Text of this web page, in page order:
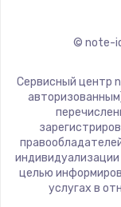
© note-
Сервисный центр
целью
услугах в